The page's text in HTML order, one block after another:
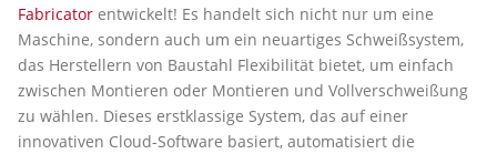
Fabricator entwickelt! Es handelt sich nicht nur um eine
Maschine, sondern auch um ein neuartiges Schweißsystem,
das Herstellern von Baustahl Flexibilität bietet, um einfach
zwischen Montieren oder Montieren und Vollverschweißung
zu wählen. Dieses erstklassige System, das auf einer
innovativen Cloud-Software basiert, automatisiert die